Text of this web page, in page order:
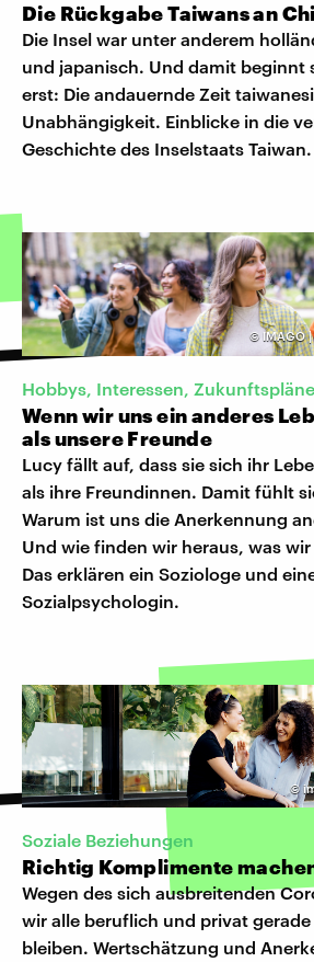
Die Rückgabe Taiwans an
Die Insel war unter anderem
und japanisch. Und damit beginnt
erst: Die andauernde Zeit
Unabhängigkeit. Einblicke in die
Geschichte des Inselstaats Taiwan.
© IMAGO
Hobbys, Interessen, Zukunftspläne
Wenn wir uns ein anderes
als unsere Freunde
Lucy fällt auf, dass sie sich ihr
als ihre Freundinnen. Damit fühlt
Warum ist uns die Anerkennung
Und wie finden wir heraus, was
Das erklären ein Soziologe und
Sozialpsychologin.
©
Soziale Beziehungen
Richtig Komplimente
Wegen des sich ausbreitenden
wir alle beruflich und privat
bleiben. Wertschätzung und